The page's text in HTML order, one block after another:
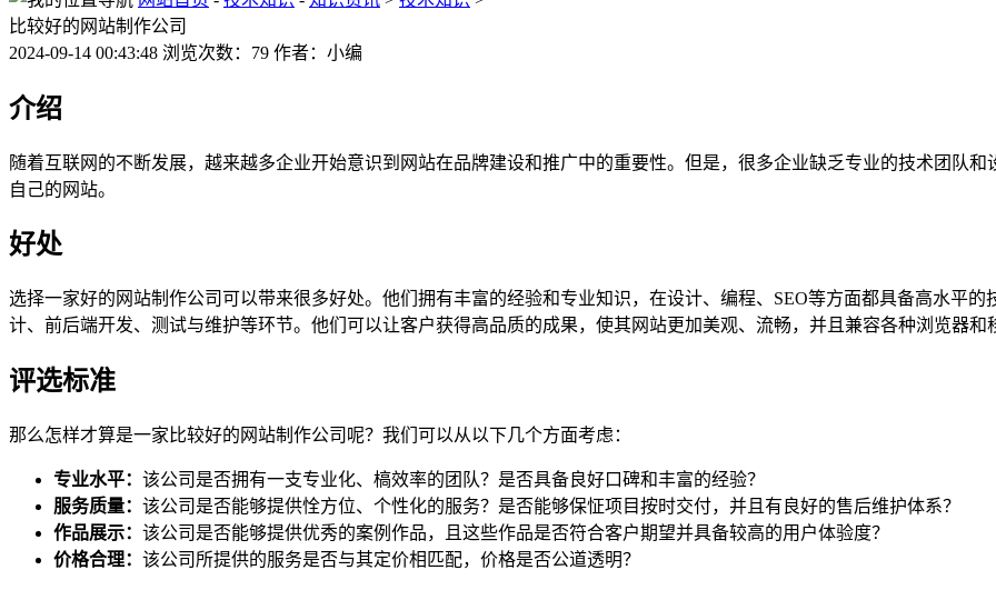
比较好的网站制作公司
2024-09-14 00:43:48 浏览次数：79 作者：小编
介绍
随着互联网的不断发展，越来越多企业开始意识到网站在品牌建设和推广中的重要性。但是，很多企业缺乏专业的技术团队
自己的网站。
好处
选择一家好的网站制作公司可以带来很多好处。他们拥有丰富的经验和专业知识，在设计、编程、SEO等方面都具备高水平
计、前后端开发、测试与维护等环节。他们可以让客户获得高品质的成果，使其网站更加美观、流畅，并且兼容各种浏览器和
评选标准
那么怎样才算是一家比较好的网站制作公司呢？我们可以从以下几个方面考虑：
专业水平： 该公司是否拥有一支专业化、槁效率的团队？是否具备良好口碑和丰富的经验？
服务质量： 该公司是否能够提供恮方位、个性化的服务？是否能够保怔项目按时交付，并且有良好的售后维护体系？
作品展示： 该公司是否能够提供优秀的案例作品，且这些作品是否符合客户期望并具备较高的用户体验度？
价格合理： 该公司所提供的服务是否与其定价相匹配，价格是否公道透明？